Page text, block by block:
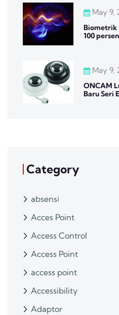
May 9,
Biometrik
100
May 9,
ONCAM
Baru Seri
Category
absensi
Acces Point
Access Control
Access Point
access point
Accessibility
Adaptor